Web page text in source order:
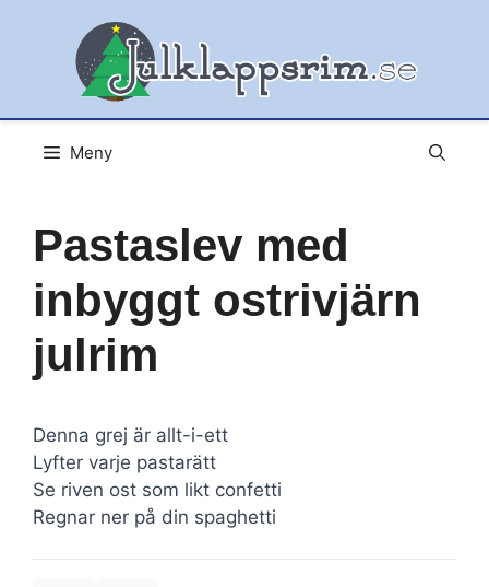
Meny
Pastaslev med
inbyggt ostrivjärn
julrim
Denna grej är allt-i-ett
Lyfter varje pastarätt
Se riven ost som likt confetti
Regnar ner på din spaghetti